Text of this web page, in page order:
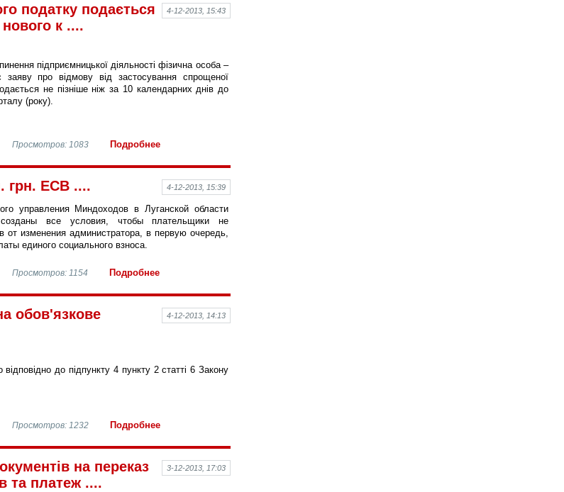
4-12-2013, 15:43
податку подається
к ....
підприємницької діяльності фізична особа –
заяву про відмову від застосування спрощеної
не пізніше ніж за 10 календарних днів до
(року).
Просмотров: 1083 Подробнее
4-12-2013, 15:39
грн. ЕСВ ....
управления Миндоходов в Луганской области
все условия, чтобы плательщики не
от изменения администратора, в первую очередь,
единого социального взноса.
Просмотров: 1154 Подробнее
4-12-2013, 14:13
обов'язкове
до підпункту 4 пункту 2 статті 6 Закону
Просмотров: 1232 Подробнее
3-12-2013, 17:03
на переказ
та платеж ....